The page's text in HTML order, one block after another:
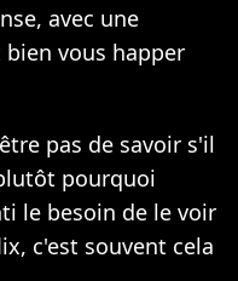
avec une
vous happer
pas de savoir s'il
pourquoi
le besoin de le voir
c'est souvent cela